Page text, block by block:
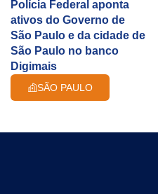
Polícia Federal aponta
ativos do Governo de
São Paulo e da cidade de
São Paulo no banco
Digimais
SÃO PAULO